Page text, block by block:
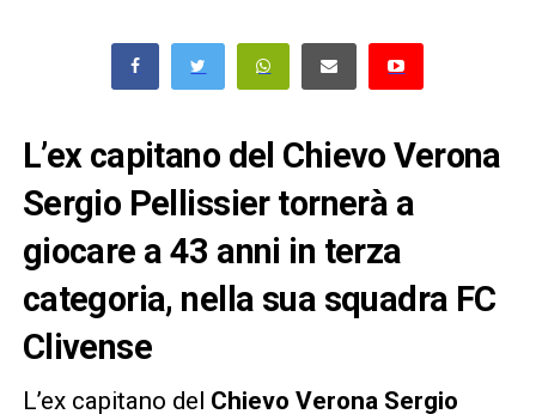
L’ex capitano del Chievo Verona
Sergio Pellissier tornerà a
giocare a 43 anni in terza
categoria, nella sua squadra FC
Clivense
L’ex capitano del Chievo Verona Sergio